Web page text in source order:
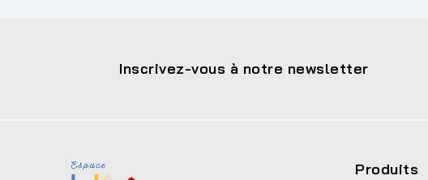
Inscrivez-vous à notre newsletter
Produits